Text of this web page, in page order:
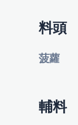
料頭
菠蘿
輔料